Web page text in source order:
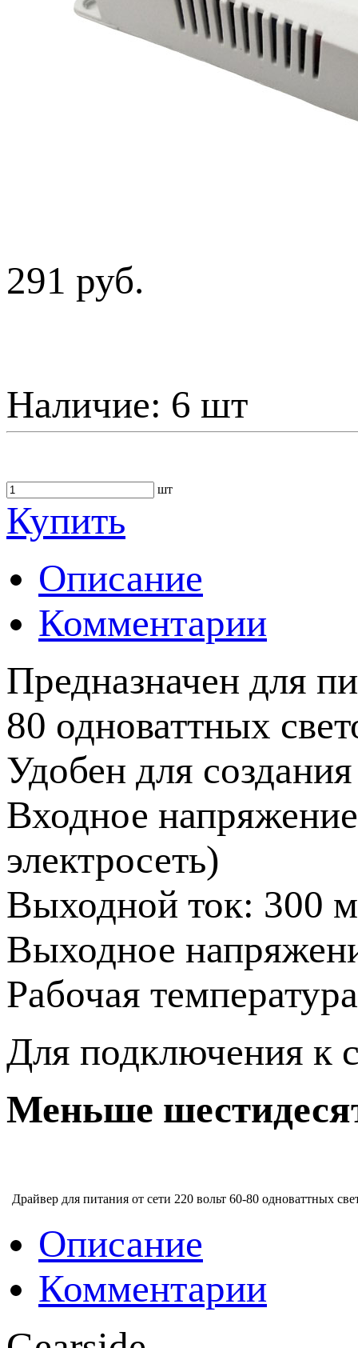
291 руб.
Наличие: 6 шт
шт
Купить
Описание
Комментарии
Предназначен для
80 одноваттных
Удобен для
Входное
электросеть)
Выходной ток: 300
Выходное
Рабочая
Для подключения к
Меньше
Драйвер для питания от сети 220 вольт 60-80 одноваттных
Описание
Комментарии